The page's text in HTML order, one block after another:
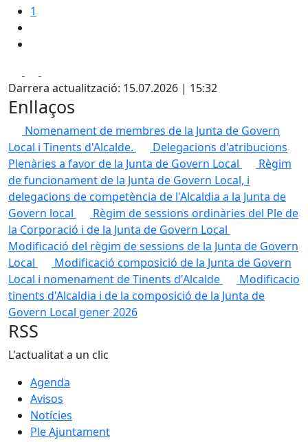
1
Darrera actualització: 15.07.2026 | 15:32
Enllaços
Nomenament de membres de la Junta de Govern
Local i Tinents d'Alcalde.
Delegacions d'atribucions
Plenàries a favor de la Junta de Govern Local
Règim
de funcionament de la Junta de Govern Local, i
delegacions de competència de l'Alcaldia a la Junta de
Govern local
Règim de sessions ordinàries del Ple de
la Corporació i de la Junta de Govern Local
Modificació del règim de sessions de la Junta de Govern
Local
Modificació composició de la Junta de Govern
Local i nomenament de Tinents d'Alcalde
Modificacio
tinents d'Alcaldia i de la composició de la Junta de
Govern Local gener 2026
RSS
L'actualitat a un clic
Agenda
Avisos
Notícies
Ple Ajuntament